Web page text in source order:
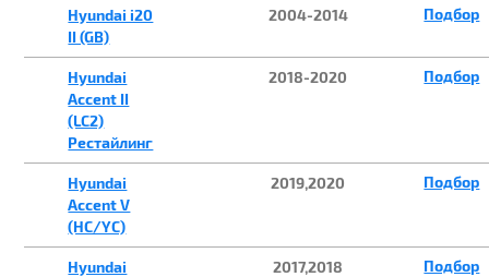
Hyundai i20
II (GB)
2004-2014 Подбор
Hyundai
Accent II
(LC2)
Рестайлинг
2018-2020 Подбор
Hyundai
Accent V
(HC/YC)
2019,2020 Подбор
Hyundai
2017,2018 Подбор